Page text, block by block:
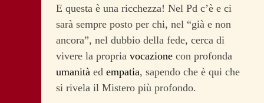
E questa è una ricchezza! Nel Pd c’è e ci
sarà sempre posto per chi, nel “già e non
ancora”, nel dubbio della fede, cerca di
vivere la propria vocazione con profonda
umanità ed empatia, sapendo che è qui che
si rivela il Mistero più profondo.